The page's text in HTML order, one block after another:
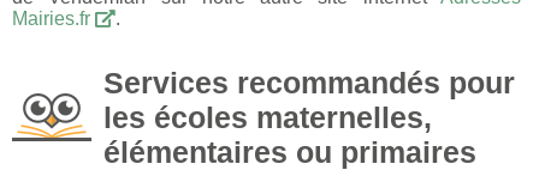
Mairies.fr
.
Services recommandés pour
les écoles maternelles,
élémentaires ou primaires